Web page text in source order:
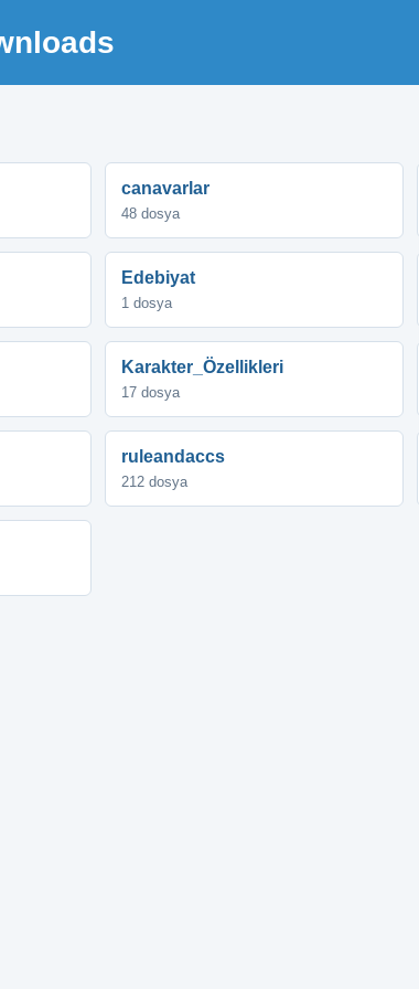
canavarlar
48 dosya
Edebiyat
1 dosya
Karakter_Özellikleri
17 dosya
ruleandaccs
212 dosya